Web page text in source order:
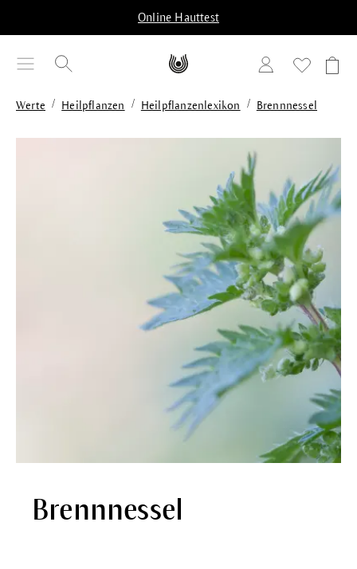
Online Hauttest
Werte / Heilpflanzen / Heilpflanzenlexikon / Brennnessel
Brennnessel